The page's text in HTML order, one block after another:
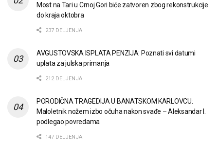
Most na Tari u Crnoj Gori biće zatvoren zbog rekonstrukcije
do kraja oktobra
237 DELJENJA
AVGUSTOVSKA ISPLATA PENZIJA: Poznati svi datumi
uplata za julska primanja
212 DELJENJA
PORODIČNA TRAGEDIJA U BANATSKOM KARLOVCU:
Maloletnik nožem izbo očuha nakon svađe – Aleksandar I.
podlegao povredama
147 DELJENJA